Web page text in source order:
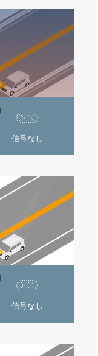
信号なし
信号なし